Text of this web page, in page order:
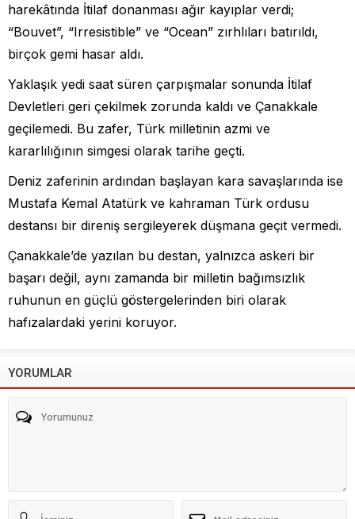
harekâtında İtilaf donanması ağır kayıplar verdi;
“Bouvet”, “Irresistible” ve “Ocean” zırhlıları batırıldı,
birçok gemi hasar aldı.
Yaklaşık yedi saat süren çarpışmalar sonunda İtilaf
Devletleri geri çekilmek zorunda kaldı ve Çanakkale
geçilemedi. Bu zafer, Türk milletinin azmi ve
kararlılığının simgesi olarak tarihe geçti.
Deniz zaferinin ardından başlayan kara savaşlarında ise
Mustafa Kemal Atatürk ve kahraman Türk ordusu
destansı bir direniş sergileyerek düşmana geçit vermedi.
Çanakkale’de yazılan bu destan, yalnızca askeri bir
başarı değil, aynı zamanda bir milletin bağımsızlık
ruhunun en güçlü göstergelerinden biri olarak
hafızalardaki yerini koruyor.
YORUMLAR